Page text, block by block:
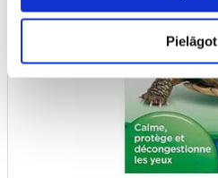
Pielāgot